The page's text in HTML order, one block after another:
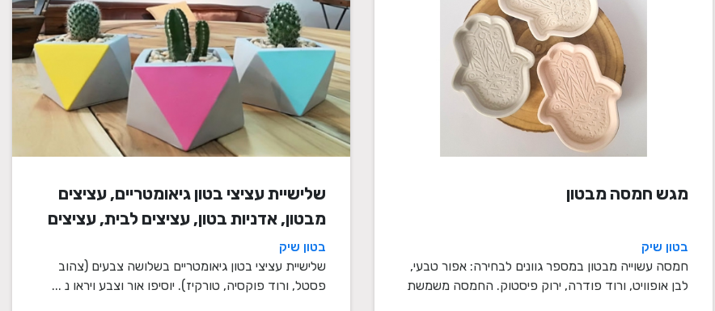
מגש חמסה מבטון
בטון שיק
חמסה עשוייה מבטון במספר גוונים לבחירה: אפור טבעי,
לבן אופוויט, ורוד פודרה, ירוק פיסטוק. החמסה משמשת
שלישיית עציצי בטון גיאומטריים, עציצים
מבטון, אדניות בטון, עציצים לבית, עציצים
מיוחדים, עציצים מעוצבים, עציצי מתנה,
מתנות לחגים
בטון שיק
שלישיית עציצי בטון גיאומטריים בשלושה צבעים (צהוב
פסטל, ורוד פוקסיה, טורקיז). יוסיפו אור וצבע ויראו נ ...